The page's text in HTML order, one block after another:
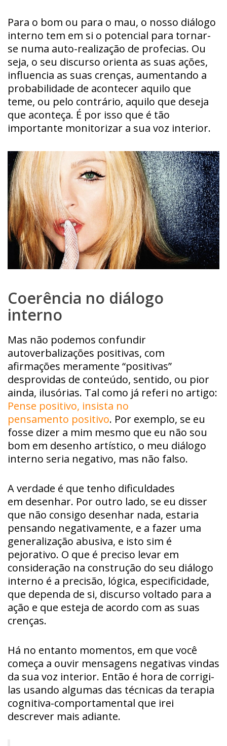
Para o bom ou para o mau, o nosso diálogo
interno tem em si o potencial para tornar-
se numa auto-realização de profecias. Ou
seja, o seu discurso orienta as suas ações,
influencia as suas crenças, aumentando a
probabilidade de acontecer aquilo que
teme, ou pelo contrário, aquilo que deseja
que aconteça. É por isso que é tão
importante monitorizar a sua voz interior.
Coerência no diálogo
interno
Mas não podemos confundir
autoverbalizações positivas, com
afirmações meramente “positivas”
desprovidas de conteúdo, sentido, ou pior
ainda, ilusórias. Tal como já referi no artigo:
Pense positivo, insista no
pensamento positivo. Por exemplo, se eu
fosse dizer a mim mesmo que eu não sou
bom em desenho artístico, o meu diálogo
interno seria negativo, mas não falso.
A verdade é que tenho dificuldades
em desenhar. Por outro lado, se eu disser
que não consigo desenhar nada, estaria
pensando negativamente, e a fazer uma
generalização abusiva, e isto sim é
pejorativo. O que é preciso levar em
consideração na construção do seu diálogo
interno é a precisão, lógica, especificidade,
que dependa de si, discurso voltado para a
ação e que esteja de acordo com as suas
crenças.
Há no entanto momentos, em que você
começa a ouvir mensagens negativas vindas
da sua voz interior. Então é hora de corrigi-
las usando algumas das técnicas da terapia
cognitiva-comportamental que irei
descrever mais adiante.